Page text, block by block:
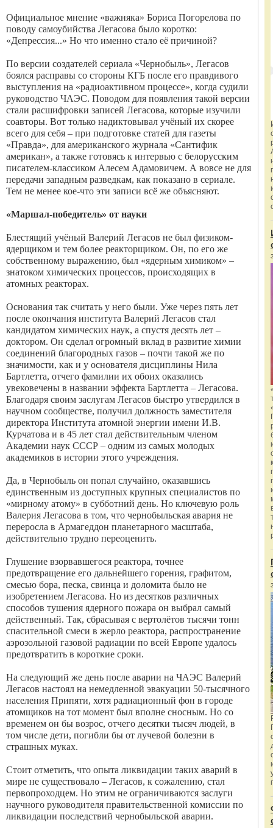
Официальное мнение «важняка» Бориса Погорелова по
поводу самоубийства Легасова было коротко:
«Депрессия...» Но что именно стало её причиной?
По версии создателей сериала «Чернобыль», Легасов
боялся расправы со стороны КГБ после его правдивого
выступления на «радиоактивном процессе», когда судили
руководство ЧАЭС. Поводом для появления такой версии
стали расшифровки записей Легасова, которые изучили
соавторы. Вот только надик­товывал учёный их скорее
всего для себя – при подготовке статей для газеты
«Правда», для американского журнала «Сантифик
американ», а также готовясь к интервью с белорусским
писателем-классиком Алесем Адамовичем. А вовсе не для
передачи западным разведкам, как показано в сериале.
Тем не менее кое-что эти записи всё же объясняют.
«Маршал-победитель» от науки
Блестящий учёный Валерий Легасов не был физиком-
ядерщиком и тем более реакторщиком. Он, по его же
собственному выражению, был «ядерным химиком» –
знатоком химических процессов, происходящих в
атомных реакторах.
Основания так считать у него были. Уже через пять лет
после окончания института Валерий Легасов стал
кандидатом химических наук, а спустя десять лет –
доктором. Он сделал огромный вклад в развитие химии
соединений благородных газов – почти такой же по
значимости, как и у основателя дисциплины Нила
Бартлетта, отчего фамилии их обоих оказались
увековечены в названии эффекта Бартлетта – Легасова.
Благодаря своим заслугам Легасов быстро утвердился в
научном сообществе, получил должность заместителя
директора Института атомной энергии имени И.В.
Курчатова и в 45 лет стал действительным членом
Академии наук СССР – одним из самых молодых
академиков в истории этого учреждения.
Да, в Чернобыль он попал случайно, оказавшись
единственным из доступных крупных специалистов по
«мирному атому» в субботний день. Но ключевую роль
Валерия Легасова в том, что чернобыльская авария не
переросла в Армагеддон планетарного масштаба,
действительно трудно переоценить.
Глушение взорвавшегося реактора, точнее
предотвращение его дальнейшего горения, графитом,
смесью бора, песка, свинца и доломита было не
изобретением Легасова. Но из десятков различных
способов тушения ядерного пожара он выбрал самый
действенный. Так, сбрасывая с вертолётов тысячи тонн
спасительной смеси в жерло реактора, распространение
аэрозольной газовой радиации по всей Европе удалось
предотвратить в короткие сроки.
На следующий же день после аварии на ЧАЭС Валерий
Легасов настоял на немедленной эвакуации 50-тысячного
населения Припяти, хотя радиационный фон в городе
атомщиков на тот момент был вполне сносным. Но со
временем он бы возрос, отчего десятки тысяч людей, в
том числе дети, погибли бы от лучевой болезни в
страшных муках.
Стоит отметить, что опыта ликвидации таких аварий в
мире не существовало – Легасов, к сожалению, стал
первопроходцем. Но этим не ограничиваются заслуги
научного руководителя правительственной комиссии по
ликвидации последствий чернобыльской аварии.